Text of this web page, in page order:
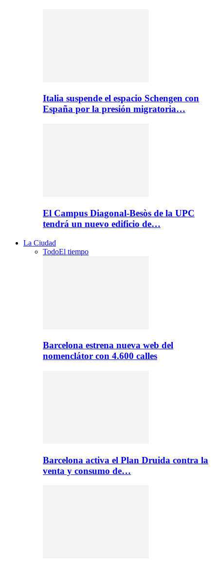
Italia suspende el espacio Schengen con
España por la presión migratoria…
El Campus Diagonal-Besòs de la UPC
tendrá un nuevo edificio de…
La Ciudad
TodoEl tiempo
Barcelona estrena nueva web del
nomenclátor con 4.600 calles
Barcelona activa el Plan Druida contra la
venta y consumo de…